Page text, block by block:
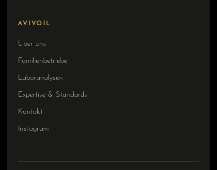
AVIVOIL
Über uns
Familienbetriebe
Laboranalysen
Expertise & Standards
Kontakt
Instagram